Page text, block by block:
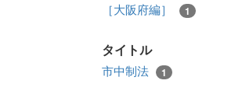
［大阪府編］ 1
タイトル
市中制法 1